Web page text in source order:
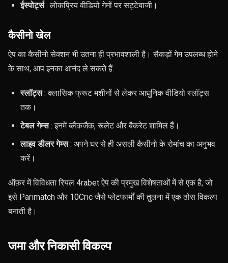
ईस्पोर्ट्स: लोकप्रिय वीडियो गेमों पर सट्टेबाजी।
कैसीनो खेल
ऐप का कैसीनो सेक्शन भी उतना ही प्रभावशाली है। सैकड़ों गेम उपलब्ध होने
के साथ, आप इनका आनंद ले सकते हैं:
स्लॉट्स: क्लासिक फ्रूट मशीनों से लेकर आधुनिक वीडियो स्लॉट्स
तक।
टेबल गेम्स: इनमें ब्लैकजैक, रूलेट और बैकरेट शामिल हैं।
लाइव डीलर गेम्स: अपने घर से ही असली कैसीनो के रोमांच का अनुभव
करें।
ऑफ़र में विविधता रियल 4rabet ऐप की प्रमुख विशेषताओं में से एक है, जो
इसे Parimatch और 10Cric जैसे प्लेटफार्मों की तुलना में एक ठोस विकल्प
बनाती है।
जमा और निकासी विकल्प